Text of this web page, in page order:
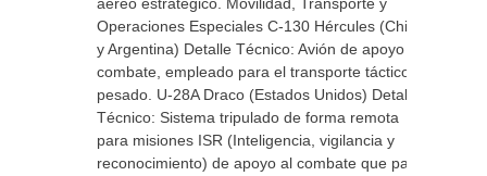
Operaciones Especiales C-130 Hércules (Chile
y Argentina) Detalle Técnico: Avión de apoyo al
combate, empleado para el transporte táctico
pesado. U-28A Draco (Estados Unidos) Detalle
Técnico: Sistema tripulado de forma remota
para misiones ISR (Inteligencia, vigilancia y
reconocimiento) de apoyo al combate que para